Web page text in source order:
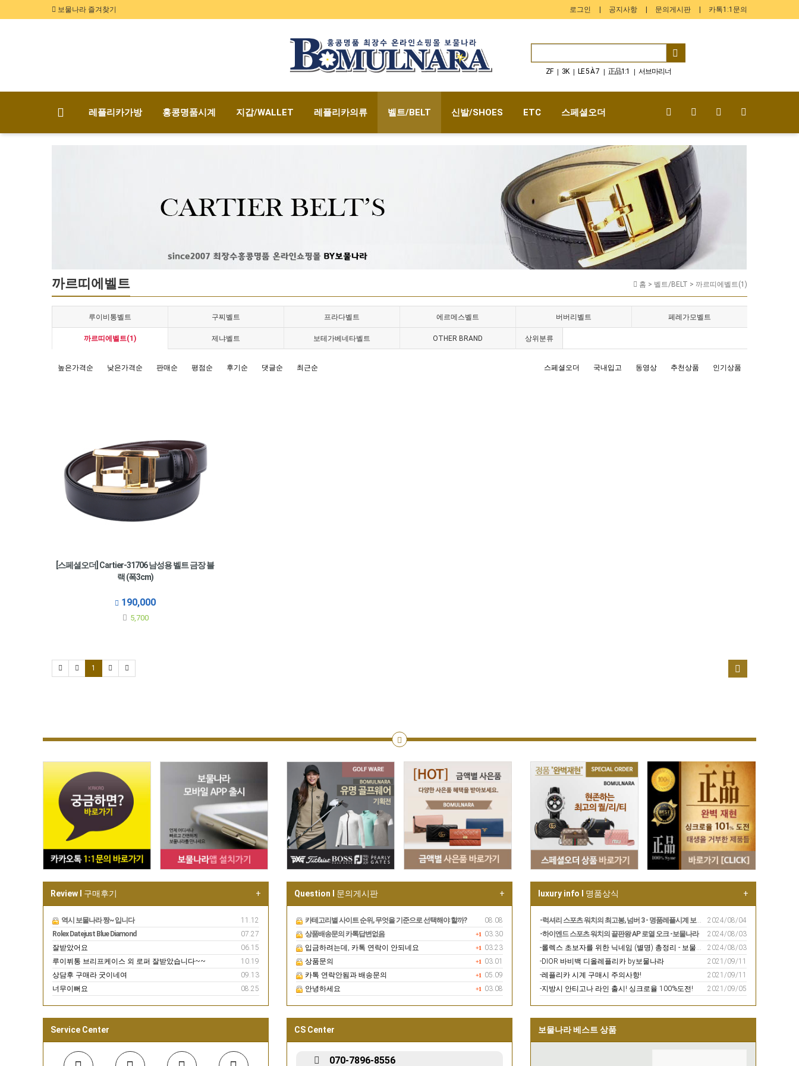
보물나라 즐겨찾기 로그인 공지사항 문의게시판 카톡1:1문의
ZF | 3K | LE 5 À 7 | 正品1:1 | 서브마리너
레플리카가방 홍콩명품시계 지갑/WALLET 레플리카의류 벨트/BELT 신발/SHOES ETC 스페셜오더
홈 > 벨트/BELT > 까르띠에벨트(1)
까르띠에벨트
루이비통벨트 구찌벨트 프라다벨트 에르메스벨트 버버리벨트 페레가모벨트
까르띠에벨트(1) 제냐벨트 보테가베네타벨트 OTHER BRAND 상위분류
높은가격순 낮은가격순 판매순 평점순 후기순 댓글순 최근순 스페셜오더 국내입고 동영상 추천상품 인기상품
[스페셜오더] Cartier-31706 남성용 벨트 금장 블
랙 (폭3cm)
190,000
5,700
1
+
Review I 구매후기
11.12
역시 보물나라 짱~ 입니다
07.27
Rolex Datejust Blue Diamond
06.15
잘받았어요
10.19
루이뷔통 브리프케이스 외 로퍼 잘받았습니다~~
09.13
상담후 구매라 굿이네여
08.25
너무이뻐요
+
Question I 문의게시판
08.08
카테고리별 사이트 순위, 무엇을 기준으로 선택해야 할까?
+1 03.30
상품배송문의 카톡답변없음
+1 03.23
입금하려는데, 카톡 연락이 안되네요
+1 03.01
상품문의
+1 05.09
카톡 연락안됨과 배송문의
+1 03.08
안녕하세요
+
luxury info I 명품상식
2024/08/04
-럭셔리 스포츠 워치의 최고봉, 넘버 3 - 명품레플시계 보물나라
2024/08/03
-하이엔드 스포츠 워치의 끝판왕 AP 로열 오크 -보물나라
2024/08/03
-롤렉스 초보자를 위한 닉네임 (별명) 총정리 - 보물나라
2021/09/11
-DIOR 바비백 디올레플리카 by보물나라
2021/09/11
-레플리카 시계 구매시 주의사항!
2021/09/05
-지방시 안티고나 라인 출시! 싱크로율 100%도전!
Service Center CS Center
070-7896-8556
보물나라 베스트 상품